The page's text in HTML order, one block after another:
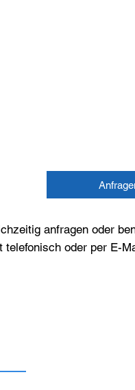
anfragen oder
oder per E-